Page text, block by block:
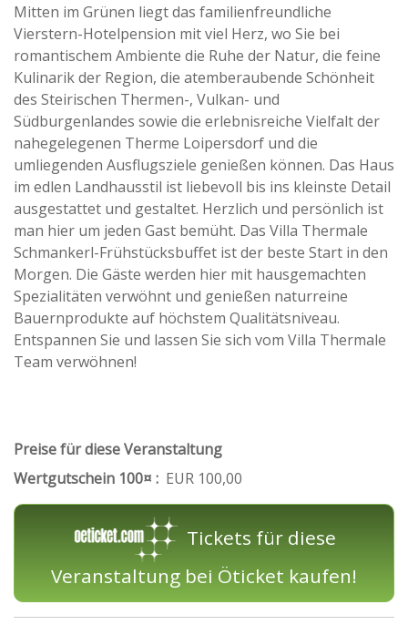
Mitten im Grünen liegt das familienfreundliche
Vierstern-Hotelpension mit viel Herz, wo Sie bei
romantischem Ambiente die Ruhe der Natur, die feine
Kulinarik der Region, die atemberaubende Schönheit
des Steirischen Thermen-, Vulkan- und
Südburgenlandes sowie die erlebnisreiche Vielfalt der
nahegelegenen Therme Loipersdorf und die
umliegenden Ausflugsziele genießen können. Das Haus
im edlen Landhausstil ist liebevoll bis ins kleinste Detail
ausgestattet und gestaltet. Herzlich und persönlich ist
man hier um jeden Gast bemüht. Das Villa Thermale
Schmankerl-Frühstücksbuffet ist der beste Start in den
Morgen. Die Gäste werden hier mit hausgemachten
Spezialitäten verwöhnt und genießen naturreine
Bauernprodukte auf höchstem Qualitätsniveau.
Entspannen Sie und lassen Sie sich vom Villa Thermale
Team verwöhnen!
Preise für diese Veranstaltung
Wertgutschein 100¤ : EUR 100,00
Tickets für diese
Veranstaltung bei Öticket kaufen!